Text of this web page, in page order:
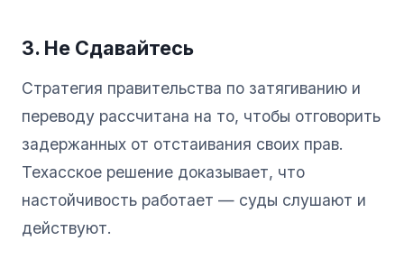
3. Не Сдавайтесь
Стратегия правительства по затягиванию и
переводу рассчитана на то, чтобы отговорить
задержанных от отстаивания своих прав.
Техасское решение доказывает, что
настойчивость работает — суды слушают и
действуют.